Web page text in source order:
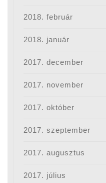
2018. február
2018. január
2017. december
2017. november
2017. október
2017. szeptember
2017. augusztus
2017. július